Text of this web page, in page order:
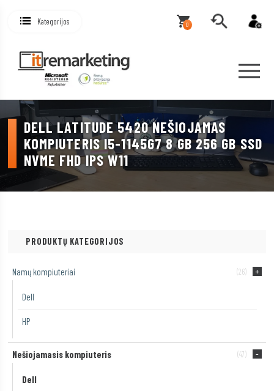
Kategorijos 0
DELL LATITUDE 5420 NEŠIOJAMAS
KOMPIUTERIS I5-1145G7 8 GB 256 GB SSD
NVME FHD IPS W11
PRODUKTŲ KATEGORIJOS
Namų kompiuteriai (26)
Dell
HP
Nešiojamasis kompiuteris (47)
Dell